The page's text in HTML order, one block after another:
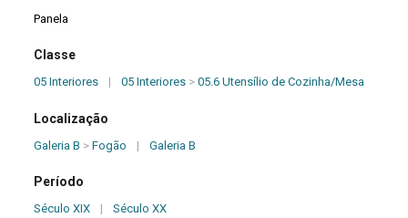
Panela
Classe
05 Interiores | 05 Interiores >05.6 Utensílio de Cozinha/Mesa
Localização
Galeria B >Fogão | Galeria B
Período
Século XIX | Século XX